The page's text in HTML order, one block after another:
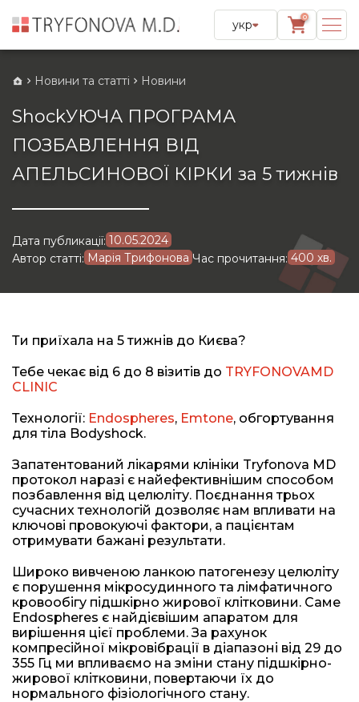
укр
0
Новини та статті Новини
ShockУЮЧА ПРОГРАМА
ПОЗБАВЛЕННЯ ВІД
АПЕЛЬСИНОВОЇ КІРКИ за 5 тижнів
Дата публикації: 10.05.2024
Автор статті: Марія Трифонова Час прочитання: 400 хв.
Ти приїхала на 5 тижнів до Києва?
Тебе чекає від 6 до 8 візитів до TRYFONOVAMD
CLINIC
Технології: Endospheres, Emtone, обгортування
для тіла Bodyshock.
Запатентований лікарями клініки Tryfonova MD
протокол наразі є найефективнішим способом
позбавлення від целюліту. Поєднання трьох
сучасних технологій дозволяє нам впливати на
ключові провокуючі фактори, а пацієнтам
отримувати бажані результати.
Широко вивченою ланкою патогенезу целюліту
є порушення мікросудинного та лімфатичного
кровообігу підшкірно жирової клітковини. Саме
Endospheres є найдієвішим апаратом для
вирішення цієї проблеми. За рахунок
компресійної мікровібрації в діапазоні від 29 до
355 Гц ми впливаємо на зміни стану підшкірно-
жирової клітковини, повертаючи їх до
нормального фізіологічного стану.